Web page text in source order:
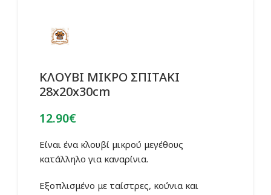
ΚΛΟΥΒΙ ΜΙΚΡΟ ΣΠΙΤΑΚΙ
28x20x30cm
12.90€
Είναι ένα κλουβί μικρού μεγέθους
κατάλληλο για καναρίνια.
Εξοπλισμένο με ταίστρες, κούνια και